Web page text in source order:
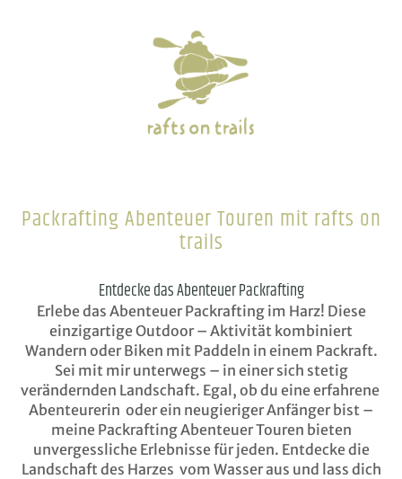
Packrafting Abenteuer Touren mit rafts on
trails
Entdecke das Abenteuer Packrafting
Erlebe das Abenteuer Packrafting im Harz! Diese
einzigartige Outdoor – Aktivität kombiniert
Wandern oder Biken mit Paddeln in einem Packraft.
Sei mit mir unterwegs – in einer sich stetig
verändernden Landschaft. Egal, ob du eine erfahrene
Abenteurerin oder ein neugieriger Anfänger bist –
meine Packrafting Abenteuer Touren bieten
unvergessliche Erlebnisse für jeden. Entdecke die
Landschaft des Harzes vom Wasser aus und lass dich